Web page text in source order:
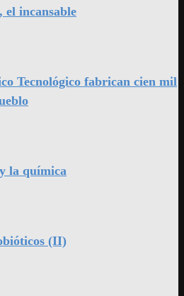
el incansable
Tecnológico fabrican cien mil
la química
(II)